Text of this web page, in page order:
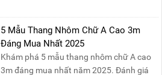
07/04/2025, nhằm ngày Giỗ Tổ Hùng
Vương – dịp để tưởng nhớ công ơn dựng
nước của các Vua Hùng....
5 Mẫu Thang Nhôm Chữ A Cao 3m
Đáng Mua Nhất 2025
Khám phá 5 mẫu thang nhôm chữ A cao
3m đáng mua nhất năm 2025. Đánh giá